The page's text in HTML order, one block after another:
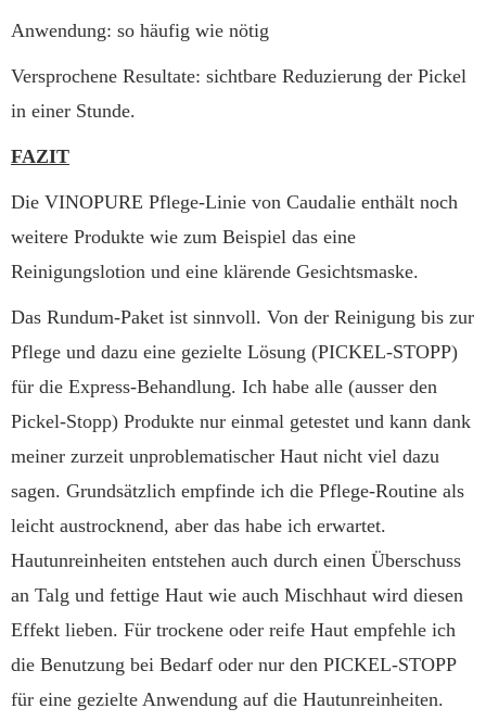
Anwendung: so häufig wie nötig
Versprochene Resultate: sichtbare Reduzierung der Pickel
in einer Stunde.
FAZIT
Die VINOPURE Pflege-Linie von Caudalie enthält noch
weitere Produkte wie zum Beispiel das eine
Reinigungslotion und eine klärende Gesichtsmaske.
Das Rundum-Paket ist sinnvoll. Von der Reinigung bis zur
Pflege und dazu eine gezielte Lösung (PICKEL-STOPP)
für die Express-Behandlung. Ich habe alle (ausser den
Pickel-Stopp) Produkte nur einmal getestet und kann dank
meiner zurzeit unproblematischer Haut nicht viel dazu
sagen. Grundsätzlich empfinde ich die Pflege-Routine als
leicht austrocknend, aber das habe ich erwartet.
Hautunreinheiten entstehen auch durch einen Überschuss
an Talg und fettige Haut wie auch Mischhaut wird diesen
Effekt lieben. Für trockene oder reife Haut empfehle ich
die Benutzung bei Bedarf oder nur den PICKEL-STOPP
für eine gezielte Anwendung auf die Hautunreinheiten.